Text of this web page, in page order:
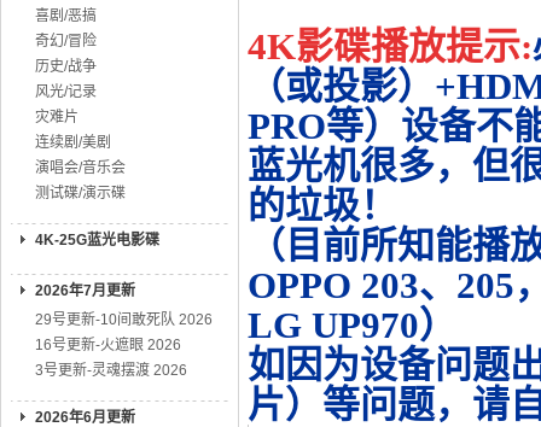
喜剧/恶搞
奇幻/冒险
历史/战争
风光/记录
灾难片
连续剧/美剧
演唱会/音乐会
测试碟/演示碟
4K-25G蓝光电影碟
2026年7月更新
29号更新-10间敢死队 2026
16号更新-火遮眼 2026
3号更新-灵魂摆渡 2026
2026年6月更新
4K影碟播放提示:
（或投影）
PRO等）设备不
蓝光机很多，但
的垃圾！
（目前所知能播
OPPO 203、205
LG UP970）
如因为设备问题
片）等问题，请